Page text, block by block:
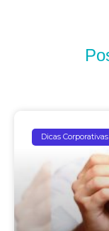
Dicas Corporativas